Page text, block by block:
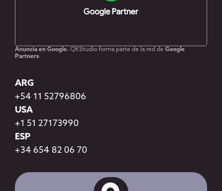
Anuncia en Google. QKStudio forma parte de la red de Google
Partners.
ARG
+54 11 52796806
USA
+1 51 27173990
ESP
+34 654 82 06 70